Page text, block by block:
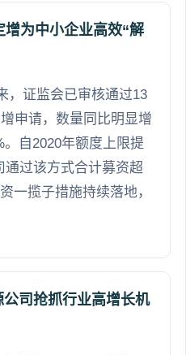
为中小企业高效“解
，证监会已审核通过13
申请，数量同比明显增
自2020年额度上限提
过该方式合计募资超
一揽子措施持续落地，
司抢抓行业高增长机